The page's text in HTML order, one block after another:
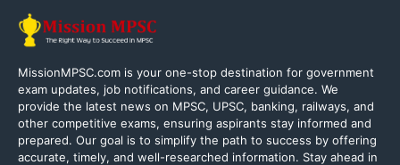
MissionMPSC.com is your one-stop destination for government
exam updates, job notifications, and career guidance. We
provide the latest news on MPSC, UPSC, banking, railways, and
other competitive exams, ensuring aspirants stay informed and
prepared. Our goal is to simplify the path to success by offering
accurate, timely, and well-researched information. Stay ahead in